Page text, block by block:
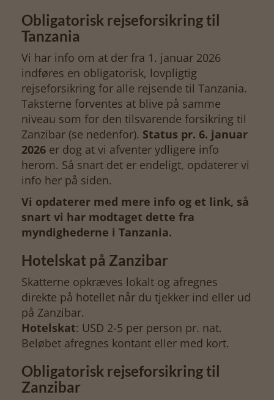
Obligatorisk rejseforsikring til
Tanzania
Vi har info om at der fra 1. januar 2026
indføres en obligatorisk, lovpligtig
rejseforsikring for alle rejsende til Tanzania.
Taksterne forventes at blive på samme
niveau som for den tilsvarende forsikring til
Zanzibar (se nedenfor). Status pr. 6. januar
2026 er dog at vi afventer ydligere info
herom. Så snart det er endeligt, opdaterer vi
info her på siden.
Vi opdaterer med mere info og et link, så
snart vi har modtaget dette fra
myndighederne i Tanzania.
Hotelskat på Zanzibar
Skatterne opkræves lokalt og afregnes
direkte på hotellet når du tjekker ind eller ud
på Zanzibar.
Hotelskat: USD 2-5 per person pr. nat.
Beløbet afregnes kontant eller med kort.
Obligatorisk rejseforsikring til
Zanzibar